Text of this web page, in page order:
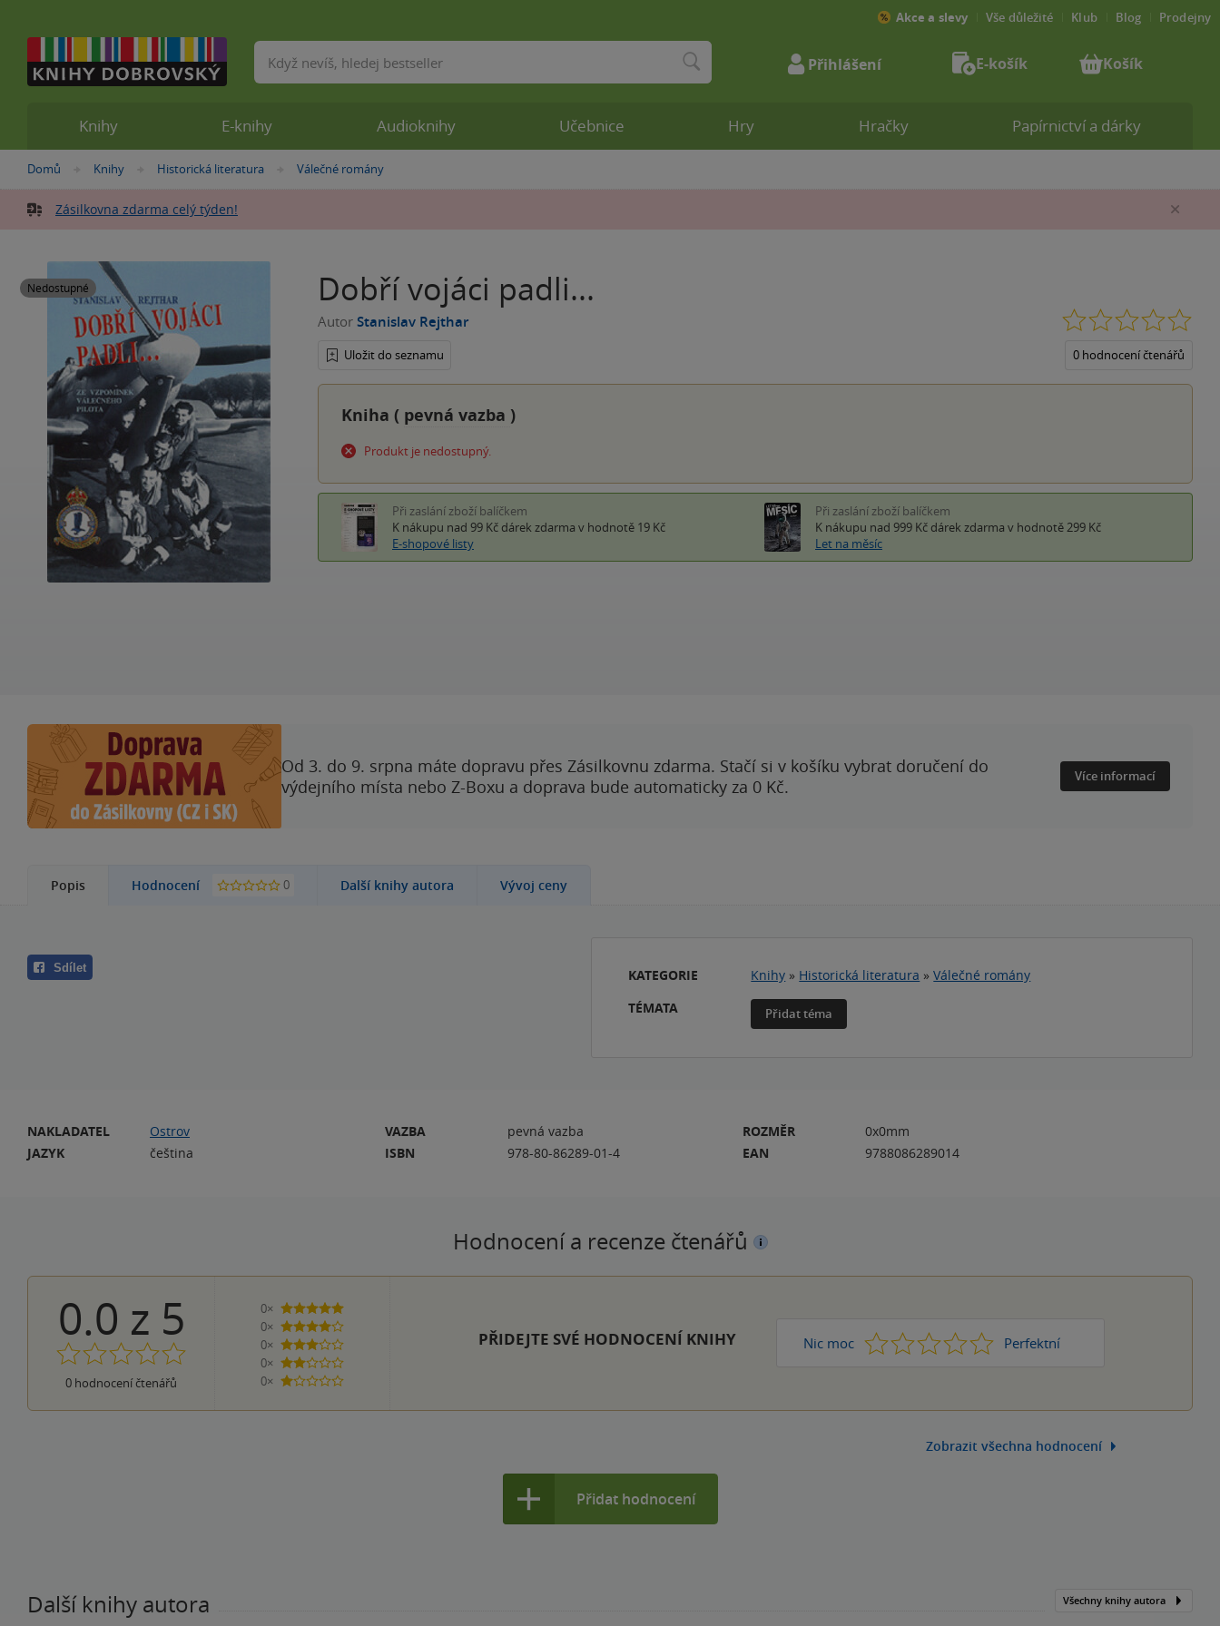
Nacházíte
zde:
Domů »
Knihy »Historická literatura »
Válečné romány
Zásilkovna zdarma celý týden!
Nedostupné Dobří vojáci padli...
Autor Stanislav Rejthar
Uložit do seznamu 0 hodnocení čtenářů
Kniha ( pevná vazba )
Produkt je nedostupný.
Při zaslání zboží balíčkem
K nákupu nad 99 Kč dárek zdarma v hodnotě 19 Kč
E-shopové listy
Při zaslání zboží balíčkem
K nákupu nad 999 Kč dárek zdarma v hodnotě 299 Kč
Let na měsíc
Od 3. do 9. srpna máte dopravu přes Zásilkovnu zdarma. Stačí si v košíku vybrat doručení do
výdejního místa nebo Z-Boxu a doprava bude automaticky za 0 Kč.
Více informací
Popis Hodnocení 0 Další knihy autora Vývoj ceny
Sdílet KATEGORIE Knihy » Historická literatura »Válečné romány
TÉMATA
Přidat téma
NAKLADATEL
Ostrov
JAZYK
čeština
VAZBA
pevná vazba
ISBN
978-80-86289-01-4
ROZMĚR
0x0mm
EAN
9788086289014
Hodnocení a recenze čtenářů
0.0 z 5
0 hodnocení čtenářů
0×
5 hvězdiček
0×
4 hvězdičky
0×
3 hvězdičky
0×
2 hvězdičky
0×
1 hvezdička
PŘIDEJTE SVÉ HODNOCENÍ KNIHY Nic moc 1 2 3 4 Perfektní
5
Zobrazit všechna hodnocení
Přidat hodnocení
Další knihy autora Všechny knihy autora
Knihy E-knihy Audioknihy Učebnice Hry Hračky Papírnictví a dárky
Akce a slevy Vše důležité Klub Blog Prodejny
Vyhledávání Přihlášení E-košík Košík